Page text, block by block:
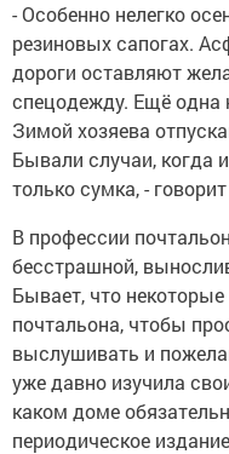
- Особенно нелегко
резиновых сапогах.
дороги оставляют
спецодежду. Ещё одна
Зимой хозяева
Бывали случаи, когда
только сумка, -
В профессии
бесстрашной,
Бывает, что
почтальона, чтобы
выслушивать и
уже давно изучила
каком доме
периодическое